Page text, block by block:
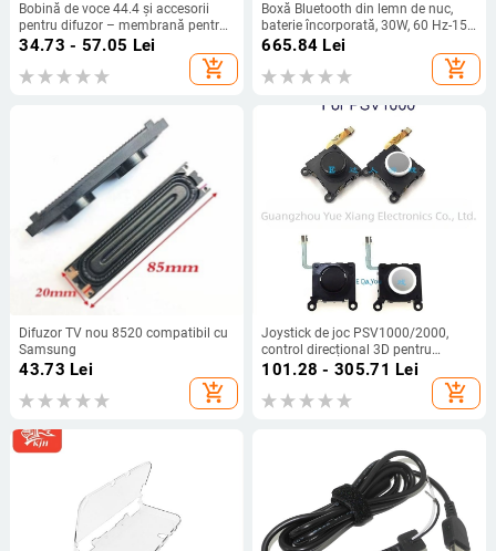
Bobină de voce 44.4 și accesorii
pentru difuzor – membrană pentru
înalte frecvențe, corn, tweeter și
34.73 - 57.05 Lei
add_shopping_cart
Boxă Bluetooth din lemn de nuc,
baterie încorporată, 30W, 60 Hz-15
kHz, BT 5.1
665.84 Lei
add_shopping_cart
Difuzor TV nou 8520 compatibil cu
Samsung
43.73 Lei
add_shopping_cart
Joystick de joc PSV1000/2000,
control direcțional 3D pentru
PSVita, pentru mânerele stânga și
dreapta, interfață PS/2, feedback de
forță, carcasă din plastic, greutate
101.28 - 305.71 Lei
add_shopping_cart